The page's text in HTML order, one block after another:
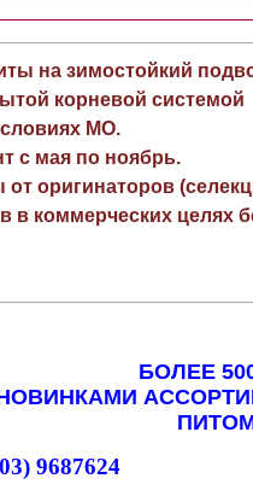
на зимостойкий
корневой
МО.
с мая по ноябрь.
от оригинаторов
в коммерческих целях
БОЛЕЕ
9687624